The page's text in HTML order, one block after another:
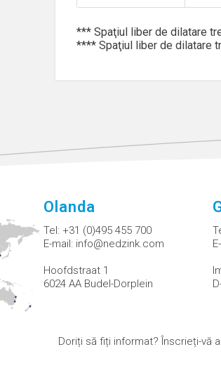
*** Spaţiul liber de dilatare
**** Spaţiul liber de dilatare
Olanda
Tel: +31 (0)495 455 700
E-mail: info@nedzink.com
Hoofdstraat 1
6024 AA Budel-Dorplein
Doriți să fiți informat? Înscrieți-vă